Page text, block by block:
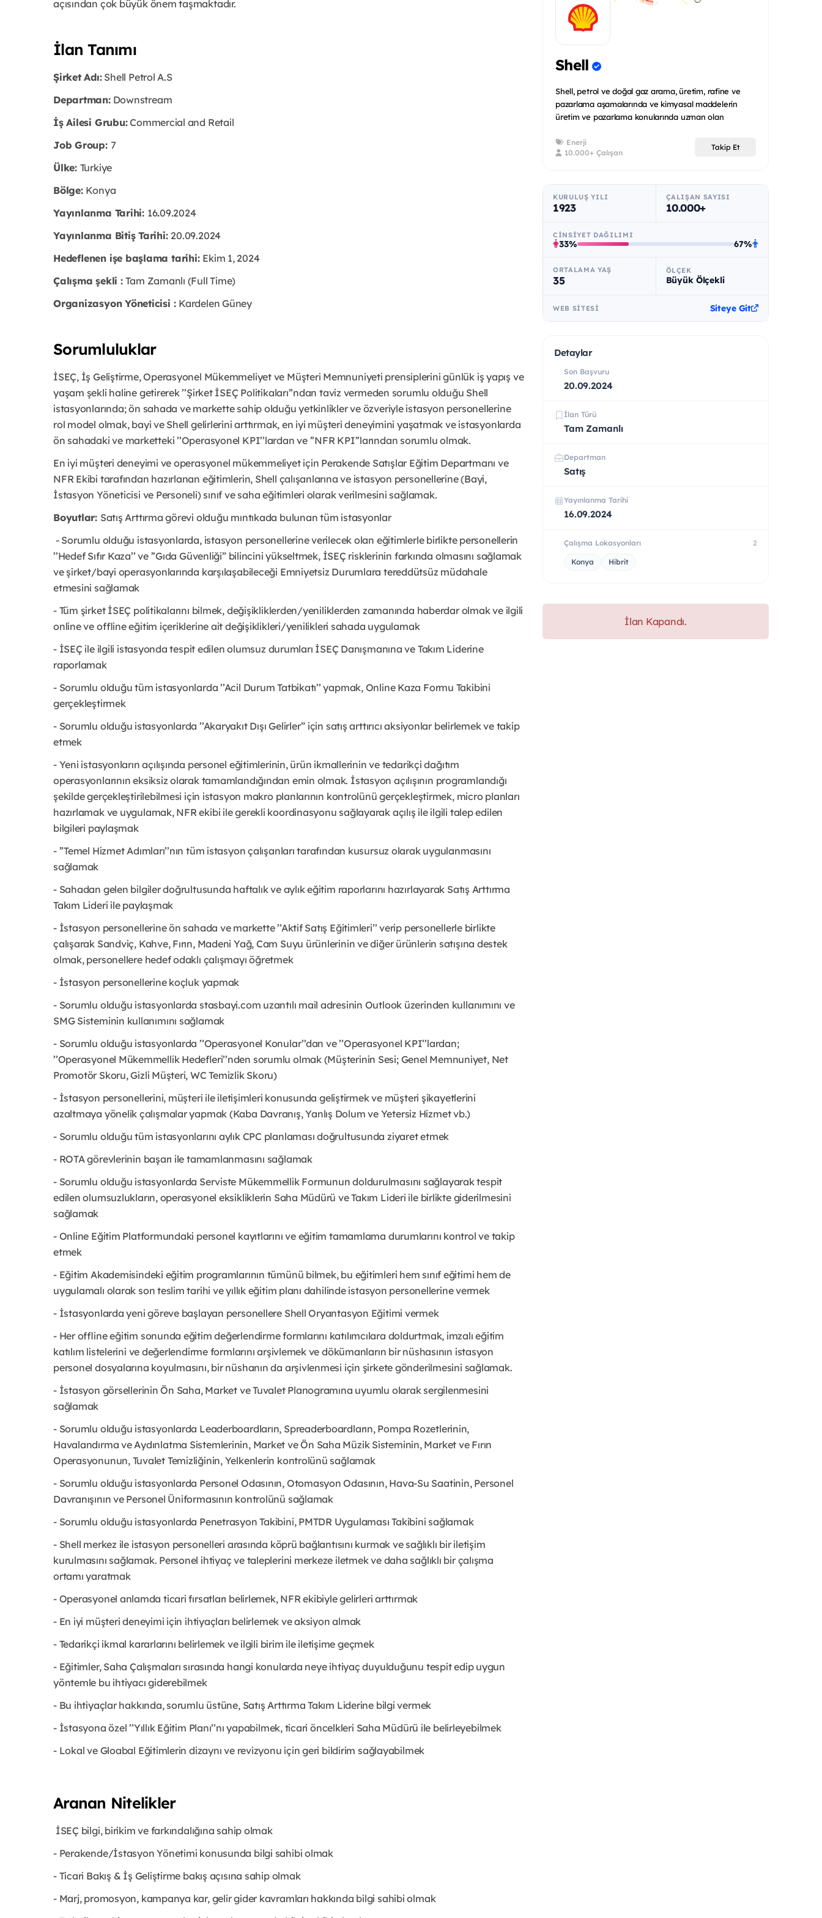
açısından çok büyük önem taşmaktadır.
İlan Tanımı
Şirket Adı:Shell Petrol A.S
Departman:Downstream
İş Ailesi Grubu:Commercial and Retail
Job Group: 7
Ülke: Turkiye
Bölge: Konya
Yayınlanma Tarihi: 16.09.2024
Yayınlanma Bitiş Tarihi: 20.09.2024
Hedeflenen işe başlama tarihi: Ekim 1, 2024
Çalışma şekli :Tam Zamanlı (Full Time)
Organizasyon Yöneticisi : Kardelen Güney
Sorumluluklar
İSEÇ, İş Geliştirme, Operasyonel Mükemmeliyet ve Müşteri Memnuniyeti prensiplerini günlük iş yapış ve
yaşam şekli haline getirerek ’’Şirket İSEÇ Politikaları’’ndan taviz vermeden sorumlu olduğu Shell
istasyonlarında; ön sahada ve markette sahip olduğu yetkinlikler ve özveriyle istasyon personellerine
rol model olmak, bayi ve Shell gelirlerini arttırmak, en iyi müşteri deneyimini yaşatmak ve istasyonlarda
ön sahadaki ve marketteki ’’Operasyonel KPI’’lardan ve ’’NFR KPI’’larından sorumlu olmak.
En iyi müşteri deneyimi ve operasyonel mükemmeliyet için Perakende Satışlar Eğitim Departmanı ve
NFR Ekibi tarafından hazırlanan eğitimlerin, Shell çalışanlarına ve istasyon personellerine (Bayi,
İstasyon Yöneticisi ve Personeli) sınıf ve saha eğitimleri olarak verilmesini sağlamak.
Boyutlar: Satış Arttırma görevi olduğu mıntıkada bulunan tüm istasyonlar
- Sorumlu olduğu istasyonlarda, istasyon personellerine verilecek olan eğitimlerle birlikte personellerin
’’Hedef Sıfır Kaza’’ ve ’’Gıda Güvenliği” bilincini yükseltmek, İSEÇ risklerinin farkında olmasını sağlamak
ve şirket/bayi operasyonlarında karşılaşabileceği Emniyetsiz Durumlara tereddütsüz müdahale
etmesini sağlamak
- Tüm şirket İSEÇ politikalarını bilmek, değişikliklerden/yeniliklerden zamanında haberdar olmak ve ilgili
online ve offline eğitim içeriklerine ait değişiklikleri/yenilikleri sahada uygulamak
- İSEÇ ile ilgili istasyonda tespit edilen olumsuz durumları İSEÇ Danışmanına ve Takım Liderine
raporlamak
- Sorumlu olduğu tüm istasyonlarda ’’Acil Durum Tatbikatı’’ yapmak, Online Kaza Formu Takibini
gerçekleştirmek
- Sorumlu olduğu istasyonlarda ’’Akaryakıt Dışı Gelirler” için satış arttırıcı aksiyonlar belirlemek ve takip
etmek
- Yeni istasyonların açılışında personel eğitimlerinin, ürün ikmallerinin ve tedarikçi dağıtım
operasyonlarının eksiksiz olarak tamamlandığından emin olmak. İstasyon açılışının programlandığı
şekilde gerçekleştirilebilmesi için istasyon makro planlarının kontrolünü gerçekleştirmek, micro planları
hazırlamak ve uygulamak, NFR ekibi ile gerekli koordinasyonu sağlayarak açılış ile ilgili talep edilen
bilgileri paylaşmak
- ’’Temel Hizmet Adımları’’nın tüm istasyon çalışanları tarafından kusursuz olarak uygulanmasını
sağlamak
- Sahadan gelen bilgiler doğrultusunda haftalık ve aylık eğitim raporlarını hazırlayarak Satış Arttırma
Takım Lideri ile paylaşmak
- İstasyon personellerine ön sahada ve markette ’’Aktif Satış Eğitimleri’’ verip personellerle birlikte
çalışarak Sandviç, Kahve, Fırın, Madeni Yağ, Cam Suyu ürünlerinin ve diğer ürünlerin satışına destek
olmak, personellere hedef odaklı çalışmayı öğretmek
- İstasyon personellerine koçluk yapmak
- Sorumlu olduğu istasyonlarda stasbayi.com uzantılı mail adresinin Outlook üzerinden kullanımını ve
SMG Sisteminin kullanımını sağlamak
- Sorumlu olduğu istasyonlarda ’’Operasyonel Konular’’dan ve ’’Operasyonel KPI’’lardan;
’’Operasyonel Mükemmellik Hedefleri’’nden sorumlu olmak (Müşterinin Sesi; Genel Memnuniyet, Net
Promotör Skoru, Gizli Müşteri, WC Temizlik Skoru)
- İstasyon personellerini, müşteri ile iletişimleri konusunda geliştirmek ve müşteri şikayetlerini
azaltmaya yönelik çalışmalar yapmak (Kaba Davranış, Yanlış Dolum ve Yetersiz Hizmet vb.)
- Sorumlu olduğu tüm istasyonlarını aylık CPC planlaması doğrultusunda ziyaret etmek
- ROTA görevlerinin başarı ile tamamlanmasını sağlamak
- Sorumlu olduğu istasyonlarda Serviste Mükemmellik Formunun doldurulmasını sağlayarak tespit
edilen olumsuzlukların, operasyonel eksikliklerin Saha Müdürü ve Takım Lideri ile birlikte giderilmesini
sağlamak
- Online Eğitim Platformundaki personel kayıtlarını ve eğitim tamamlama durumlarını kontrol ve takip
etmek
- Eğitim Akademisindeki eğitim programlarının tümünü bilmek, bu eğitimleri hem sınıf eğitimi hem de
uygulamalı olarak son teslim tarihi ve yıllık eğitim planı dahilinde istasyon personellerine vermek
- İstasyonlarda yeni göreve başlayan personellere Shell Oryantasyon Eğitimi vermek
- Her offline eğitim sonunda eğitim değerlendirme formlarını katılımcılara doldurtmak, imzalı eğitim
katılım listelerini ve değerlendirme formlarını arşivlemek ve dökümanların bir nüshasının istasyon
personel dosyalarına koyulmasını, bir nüshanın da arşivlenmesi için şirkete gönderilmesini sağlamak.
- İstasyon görsellerinin Ön Saha, Market ve Tuvalet Planogramına uyumlu olarak sergilenmesini
sağlamak
- Sorumlu olduğu istasyonlarda Leaderboardların, Spreaderboardların, Pompa Rozetlerinin,
Havalandırma ve Aydınlatma Sistemlerinin, Market ve Ön Saha Müzik Sisteminin, Market ve Fırın
Operasyonunun, Tuvalet Temizliğinin, Yelkenlerin kontrolünü sağlamak
- Sorumlu olduğu istasyonlarda Personel Odasının, Otomasyon Odasının, Hava-Su Saatinin, Personel
Davranışının ve Personel Üniformasının kontrolünü sağlamak
- Sorumlu olduğu istasyonlarda Penetrasyon Takibini, PMTDR Uygulaması Takibini sağlamak
- Shell merkez ile istasyon personelleri arasında köprü bağlantısını kurmak ve sağlıklı bir iletişim
kurulmasını sağlamak. Personel ihtiyaç ve taleplerini merkeze iletmek ve daha sağlıklı bir çalışma
ortamı yaratmak
- Operasyonel anlamda ticari fırsatları belirlemek, NFR ekibiyle gelirleri arttırmak
- En iyi müşteri deneyimi için ihtiyaçları belirlemek ve aksiyon almak
- Tedarikçi ikmal kararlarını belirlemek ve ilgili birim ile iletişime geçmek
- Eğitimler, Saha Çalışmaları sırasında hangi konularda neye ihtiyaç duyulduğunu tespit edip uygun
yöntemle bu ihtiyacı giderebilmek
- Bu ihtiyaçlar hakkında, sorumlu üstüne, Satış Arttırma Takım Liderine bilgi vermek
- İstasyona özel ’’Yıllık Eğitim Planı’’nı yapabilmek, ticari öncelkleri Saha Müdürü ile belirleyebilmek
- Lokal ve Gloabal Eğitimlerin dizaynı ve revizyonu için geri bildirim sağlayabilmek
Aranan Nitelikler
İSEÇ bilgi, birikim ve farkındalığına sahip olmak
- Perakende/İstasyon Yönetimi konusunda bilgi sahibi olmak
- Ticari Bakış & İş Geliştirme bakış açısına sahip olmak
- Marj, promosyon, kampanya kar, gelir gider kavramları hakkında bilgi sahibi olmak
Shell
Shell, petrol ve doğal gaz arama, üretim, rafine ve
pazarlama aşamalarında ve kimyasal maddelerin
üretim ve pazarlama konularında uzman olan
Enerji
10.000+ Çalışan
Takip Et
KURULUŞ YILI
1923
ÇALIŞAN SAYISI
10.000+
CINSIYET DAĞILIMI
33% 67%
ORTALAMA YAŞ
35
ÖLÇEK
Büyük Ölçekli
WEB SITESI Siteye Git
Detaylar
Son Başvuru
20.09.2024
İlan Türü
Tam Zamanlı
Departman
Satış
Yayınlanma Tarihi
16.09.2024
Çalışma Lokasyonları 2
Konya Hibrit
İlan Kapandı.